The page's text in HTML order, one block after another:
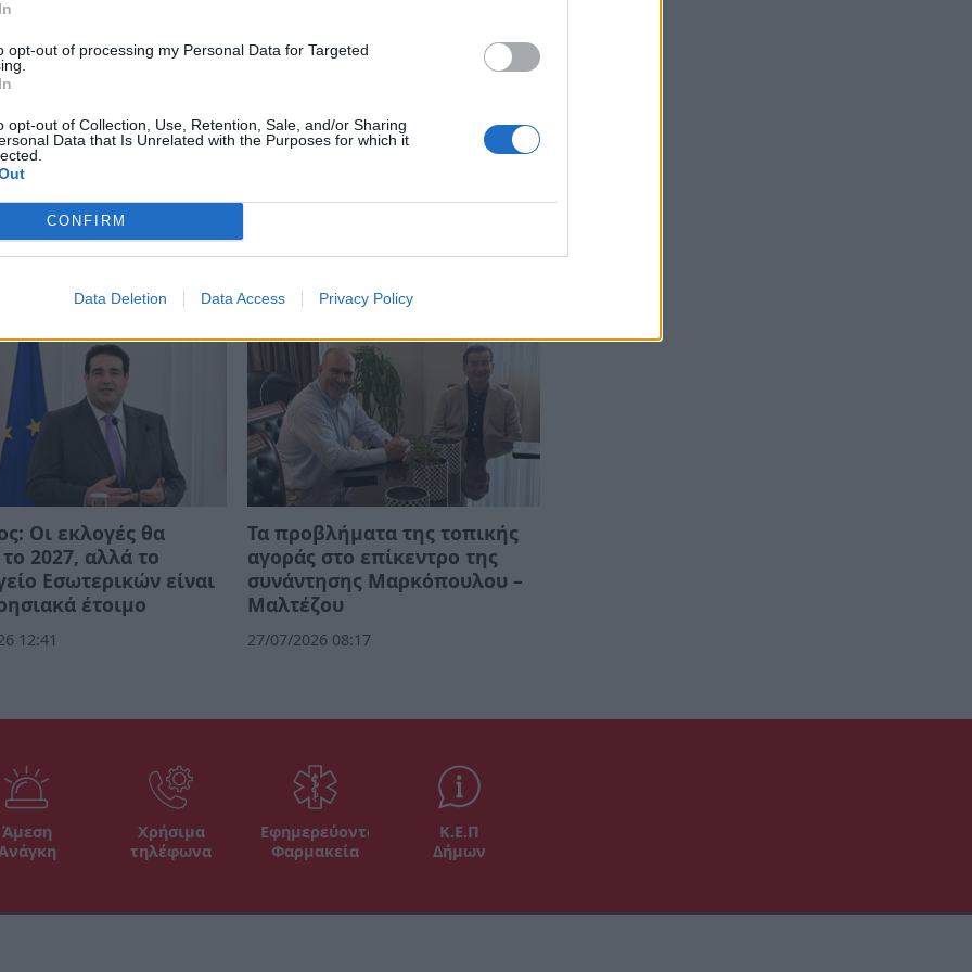
opt-out of processing my Personal Data for Targeted
opt-out of Collection, Use, Retention, Sale, and/or Sharing
Data that Is Unrelated with the Purposes for which it
CONFIRM
Data Deletion Data Access Privacy Policy
Σκουριά και
αμείλικτη
2026: Κατεπείγουσα
Επιτροπής
30/07/2026 17:47
Οι εκλογές θα
2027, αλλά το
Εσωτερικών είναι
έτοιμο
12:41
Τα προβλήματα της τοπικής
αγοράς στο επίκεντρο της
συνάντησης Μαρκόπουλου –
Μαλτέζου
27/07/2026 08:17
Άμεση
Χρήσιμα
τηλέφωνα
Εφημερεύοντα
Φαρμακεία
Κ.Ε.Π
Δήμων